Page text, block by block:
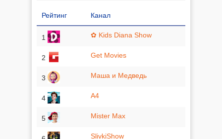
Рейтинг Канал
1 ✿ Kids Diana Show
2 Get Movies
3 Маша и Медведь
4 A4
5 Mister Max
SlivkiShow